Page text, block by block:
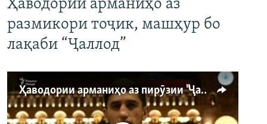
Ҳаводории арманиҳо аз
размикори тоҷик, машҳур бо
лақаби “Ҷаллод”
Ҳаводории арманиҳо аз пирӯзии "Ҷаллод"-и тоҷик